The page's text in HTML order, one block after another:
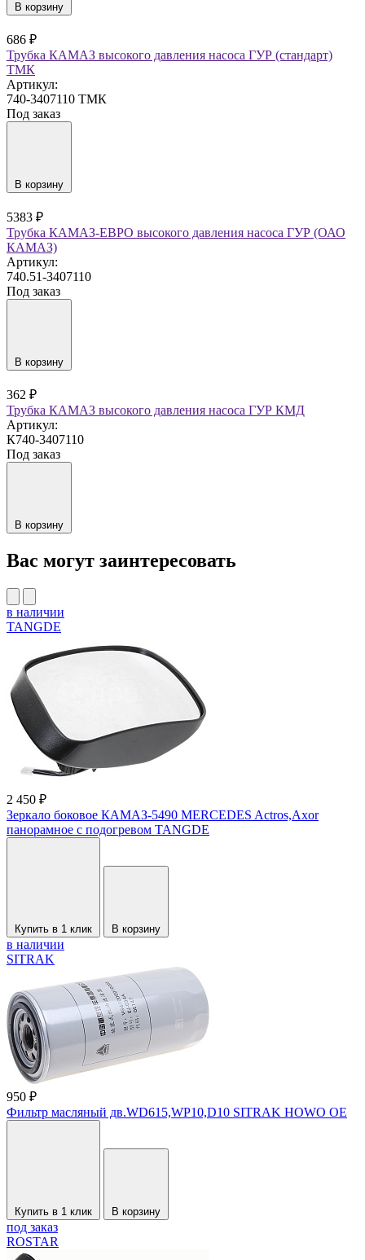
В корзину
686 ₽
Трубка КАМАЗ высокого давления насоса ГУР (стандарт)
ТМК
Артикул:
740-3407110 ТМК
Под заказ
В корзину
5383 ₽
Трубка КАМАЗ-ЕВРО высокого давления насоса ГУР (ОАО
КАМАЗ)
Артикул:
740.51-3407110
Под заказ
В корзину
362 ₽
Трубка КАМАЗ высокого давления насоса ГУР КМД
Артикул:
К740-3407110
Под заказ
В корзину
Вас могут заинтересовать
в наличии
TANGDE
2 450 ₽
Зеркало боковое КАМАЗ-5490 MERCEDES Actros,Axor
панорамное с подогревом TANGDE
Купить в 1 клик В корзину
в наличии
SITRAK
950 ₽
Фильтр масляный дв.WD615,WP10,D10 SITRAK HOWO OE
Купить в 1 клик В корзину
под заказ
ROSTAR